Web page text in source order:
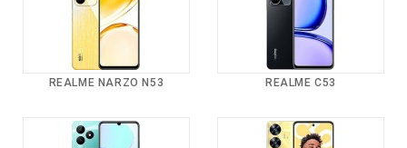
REALME NARZO N53 REALME C53